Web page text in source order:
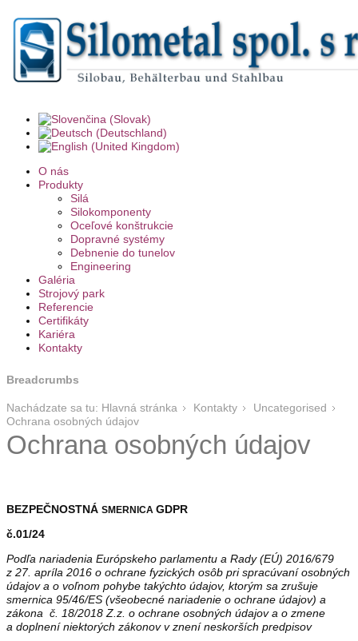
O nás
Produkty
Silá
Silokomponenty
Oceľové konštrukcie
Dopravné systémy
Debnenie do tunelov
Engineering
Galéria
Strojový park
Referencie
Certifikáty
Kariéra
Kontakty
Breadcrumbs
Nachádzate sa tu: Hlavná stránka Kontakty
Uncategorised
Ochrana osobných údajov
Ochrana osobných údajov
BEZPEČNOSTNÁ SMERNICA GDPR
č.01/24
Podľa nariadenia Európskeho parlamentu a Rady (EÚ) 2016/679
z 27. apríla 2016 o ochrane fyzických osôb pri spracúvaní osobných
údajov a o voľnom pohybe takýchto údajov, ktorým sa zrušuje
smernica 95/46/ES (všeobecné nariadenie o ochrane údajov) a
zákona č. 18/2018 Z.z. o ochrane osobných údajov a o zmene
a doplnení niektorých zákonov v znení neskorších predpisov